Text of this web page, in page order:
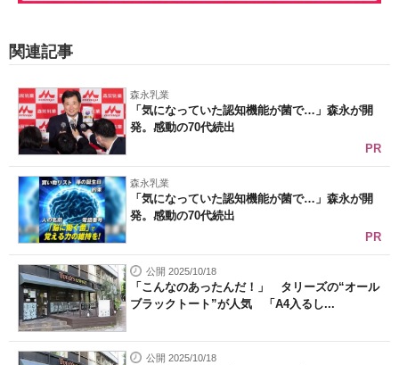
関連記事
森永乳業
「気になっていた認知機能が菌で…」森永が開
発。感動の70代続出
PR
森永乳業
「気になっていた認知機能が菌で…」森永が開
発。感動の70代続出
PR
公開 2025/10/18
「こんなのあったんだ！」 タリーズの“オール
ブラックトート”が人気 「A4入るし...
公開 2025/10/18